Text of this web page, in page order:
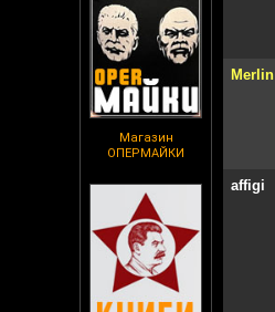
Магазин
ОПЕРМАЙКИ
Merlin
affigi